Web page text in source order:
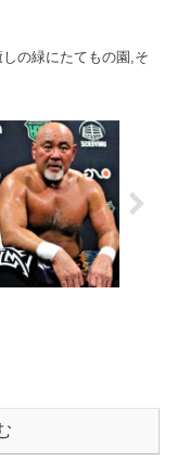
の緑にたてもの園,そ